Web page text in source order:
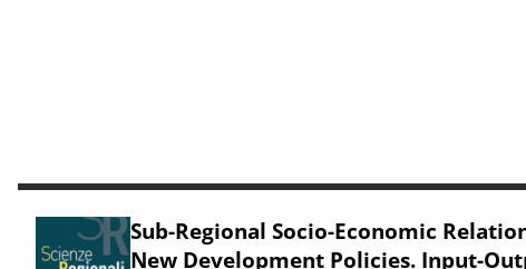
Sub-Regional Socio-Economic
New Development Policies. Input-